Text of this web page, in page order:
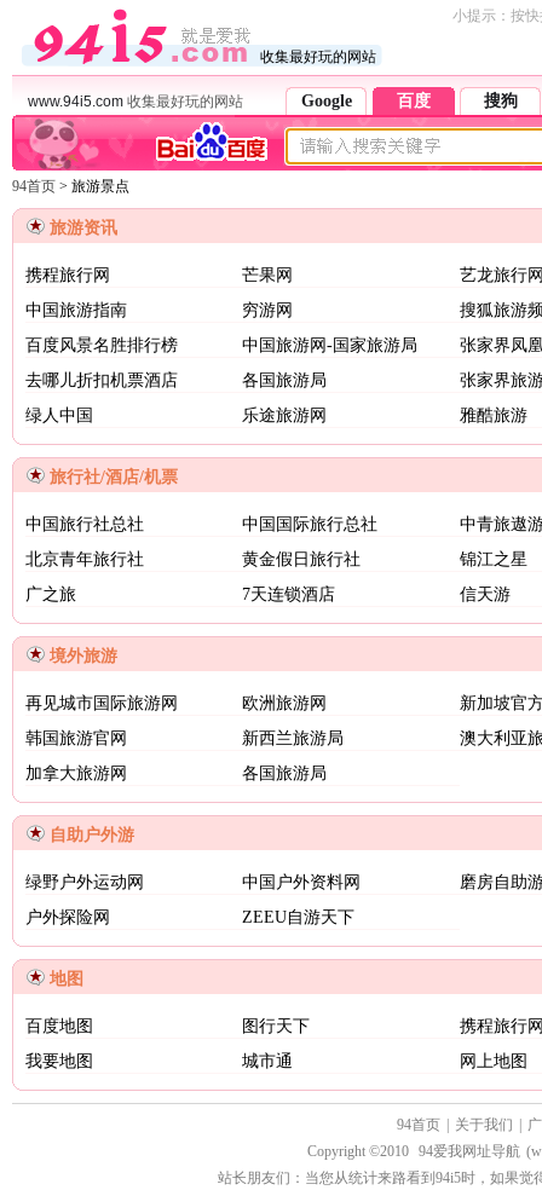
收集最好玩的网站
小提示：按
www.94i5.com 收集最好玩的网站 Google 百度 搜狗
94首页 > 旅游景点
旅游资讯
携程旅行网 芒果网
艺龙旅行
中国旅游指南
穷游网
搜狐旅游
百度风景名胜排行榜
中国旅游网-国家旅游局
张家界凤
去哪儿折扣机票酒店
各国旅游局
张家界旅
绿人中国
乐途旅游网 雅酷旅游
旅行社/酒店/机票
中国旅行社总社 中国国际旅行总社
中青旅遨
北京青年旅行社
黄金假日旅行社
锦江之星
广之旅
7天连锁酒店 信天游
境外旅游
再见城市国际旅游网 欧洲旅游网
新加坡官
韩国旅游官网
新西兰旅游局
澳大利亚
加拿大旅游网
各国旅游局
自助户外游
绿野户外运动网 中国户外资料网
磨房自助
户外探险网
ZEEU自游天下
地图
百度地图 图行天下
携程旅行
我要地图
城市通 网上地图
94首页 关于我们
Copyright ©2010 94爱我网址导航
站长朋友们：当您从统计来路看到94i5时，如果